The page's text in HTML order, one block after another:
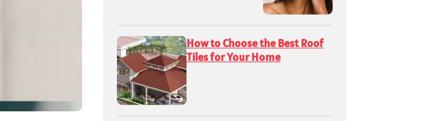
How to Choose the Best Roof
Tiles for Your Home